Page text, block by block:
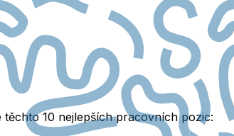
10 nejlepších pracovních pozic: